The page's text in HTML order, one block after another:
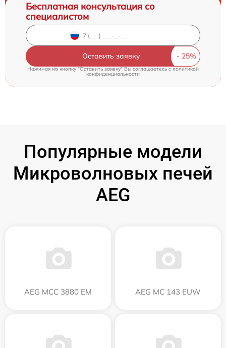
Бесплатная консультация со
специалистом
Оставить заявку
Нажимая на кнопку "Оставить заявку" Вы соглашаетесь c политикой
конфиденциальности
Популярные модели
Микроволновых печей
AEG
AEG MCC 3880 EM AEG MC 143 EUW